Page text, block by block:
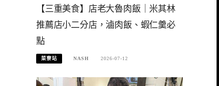
【三重美食】店老大魯肉飯｜米其林
推薦店小二分店，滷肉飯、蝦仁羹必
點
菜寮站 NASH 2026-07-12